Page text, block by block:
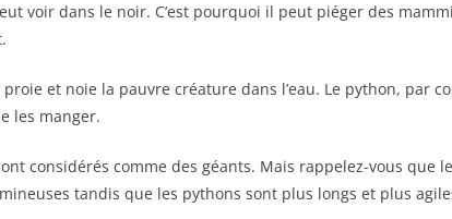
voir dans le noir. C’est pourquoi il peut piéger des
proie et noie la pauvre créature dans l’eau. Le python, par
les manger.
considérés comme des géants. Mais rappelez-vous que
tandis que les pythons sont plus longs et plus